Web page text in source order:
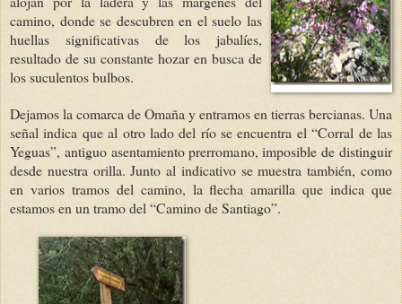
camino, donde se descubren en el suelo las
huellas significativas de los jabalíes,
resultado de su constante hozar en busca de
los suculentos bulbos.
Dejamos la comarca de Omaña y entramos en tierras bercianas. Una
señal indica que al otro lado del río se encuentra el “Corral de las
Yeguas”, antiguo asentamiento prerromano, imposible de distinguir
desde nuestra orilla. Junto al indicativo se muestra también, como
en varios tramos del camino, la flecha amarilla que indica que
estamos en un tramo del “Camino de Santiago”.